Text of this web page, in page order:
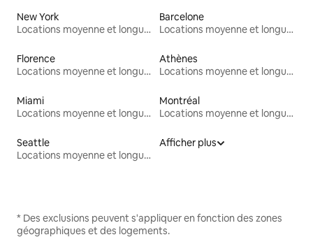
New York
Locations moyenne et longue durée
Barcelone
Locations moyenne et longue durée
Florence
Locations moyenne et longue durée
Athènes
Locations moyenne et longue durée
Miami
Locations moyenne et longue durée
Montréal
Locations moyenne et longue durée
Seattle
Locations moyenne et longue durée
Afficher plus
* Des exclusions peuvent s'appliquer en fonction des zones
géographiques et des logements.